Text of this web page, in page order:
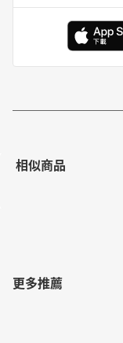
相似商品
更多推薦